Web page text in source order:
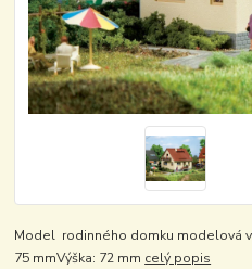
Model rodinného domku modelová
75 mmVýška: 72 mm celý popis